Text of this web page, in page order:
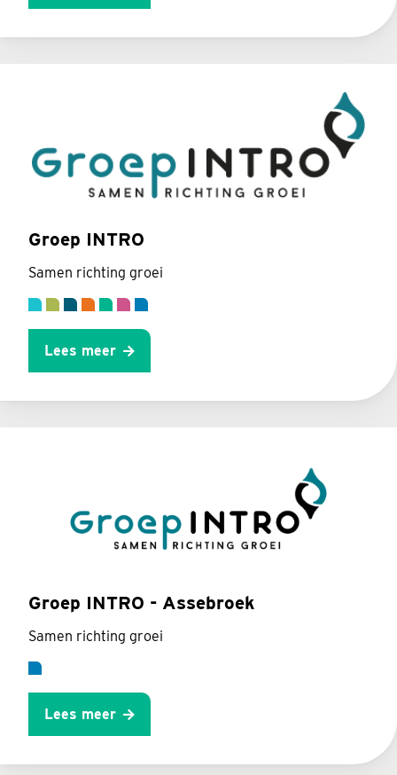
Groep INTRO
Samen richting groei
Lees meer
Groep INTRO - Assebroek
Samen richting groei
Lees meer